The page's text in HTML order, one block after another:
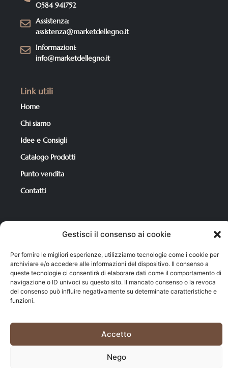
Gestisci il consenso ai cookie
Per fornire le migliori esperienze, utilizziamo tecnologie come i cookie per
archiviare e/o accedere alle informazioni del dispositivo. Il consenso a
queste tecnologie ci consentirà di elaborare dati come il comportamento di
navigazione o ID univoci su questo sito. Il mancato consenso o la revoca
del consenso può influire negativamente su determinate caratteristiche e
funzioni.
Accetto
Nego
0584 941752
Assistenza:
assistenza@marketdellegno.it
Informazioni:
info@marketdellegno.it
Link utili
Home
Chi siamo
Idee e Consigli
Catalogo Prodotti
Punto vendita
Contatti
Condizioni di Vendita
Carrello
Il mio account
Cookie policy–Privacy policy
©2025 Market del Legno di A. Sechi & C. s.n.c. All rights
reserved. | P.iva 00471830463